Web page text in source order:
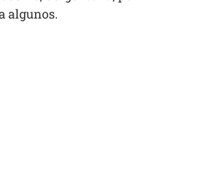
algunos.